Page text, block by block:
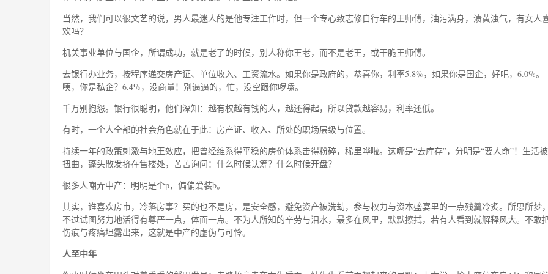
当然，我们可以很文艺的说，男人最迷人的是他专注工作时，但一个专心致志修自行车的王师傅，油污满身，渍黄浊气，有女人
欢吗？
机关事业单位与国企，所谓成功，就是老了的时候，别人称你王老，而不是老王，或干脆王师傅。
去银行办业务，按程序递交房产证、单位收入、工资流水。如果你是政府的，恭喜你，利率5.8%，如果你是国企，好吧，6.0%。
咦，你是私企？6.4%，没商量！别逼逼的，忙，没空跟你啰嗦。
千万别抱怨。银行很聪明，他们深知：越有权越有钱的人，越还得起，所以贷款越容易，利率还低。
有时，一个人全部的社会角色就在于此：房产证、收入、所处的职场层级与位置。
持续一年的政策刺激与地王效应，把曾经维系得平稳的房价体系击得粉碎，稀里哗啦。这哪是“去库存”，分明是“要人命”！生活被
扭曲，蓬头散发挤在售楼处，苦苦询问：什么时候认筹？什么时候开盘？
很多人嘲弄中产：明明是个p，偏偏爱装b。
其实，谁喜欢房市，冷落房事？买的也不是房，是安全感，避免资产被洗劫，参与权力与资本盛宴里的一点残羹冷炙。所思所梦，
不过试图努力地活得有尊严一点，体面一点。不为人所知的辛劳与泪水，最多在风里，默默擦拭，若有人看到就解释风大。不敢
伤痕与疼痛坦露出来，这就是中产的虚伪与可怜。
人至中年